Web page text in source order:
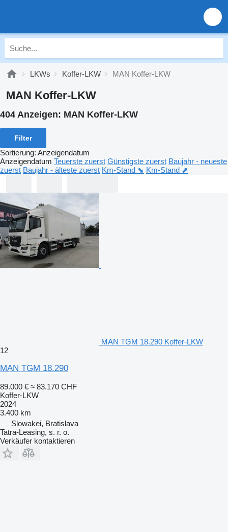
LKWs Koffer-LKW MAN Koffer-LKW
MAN Koffer-LKW
404 Anzeigen: MAN Koffer-LKW
Filter
Sortierung: Anzeigendatum
Anzeigendatum Teuerste zuerst Günstigste zuerst Baujahr - neueste
zuerst Baujahr - älteste zuerst Km-Stand ⬊ Km-Stand ⬈
MAN TGM 18.290 Koffer-LKW
12
MAN TGM 18.290
89.000 € ≈ 83.170 CHF
Koffer-LKW
2024
3.400 km
Slowakei, Bratislava
Tatra-Leasing, s. r. o.
Verkäufer kontaktieren